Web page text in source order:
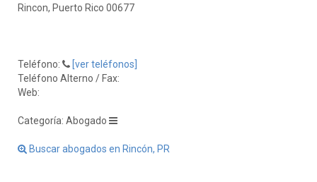
Rincon, Puerto Rico 00677
Teléfono:
[ver teléfonos]
Teléfono Alterno / Fax:
Web:
Categoría: Abogado
Buscar abogados en Rincón, PR